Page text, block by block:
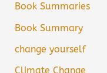
Book Summaries
Book Summary
change yourself
Climate Change